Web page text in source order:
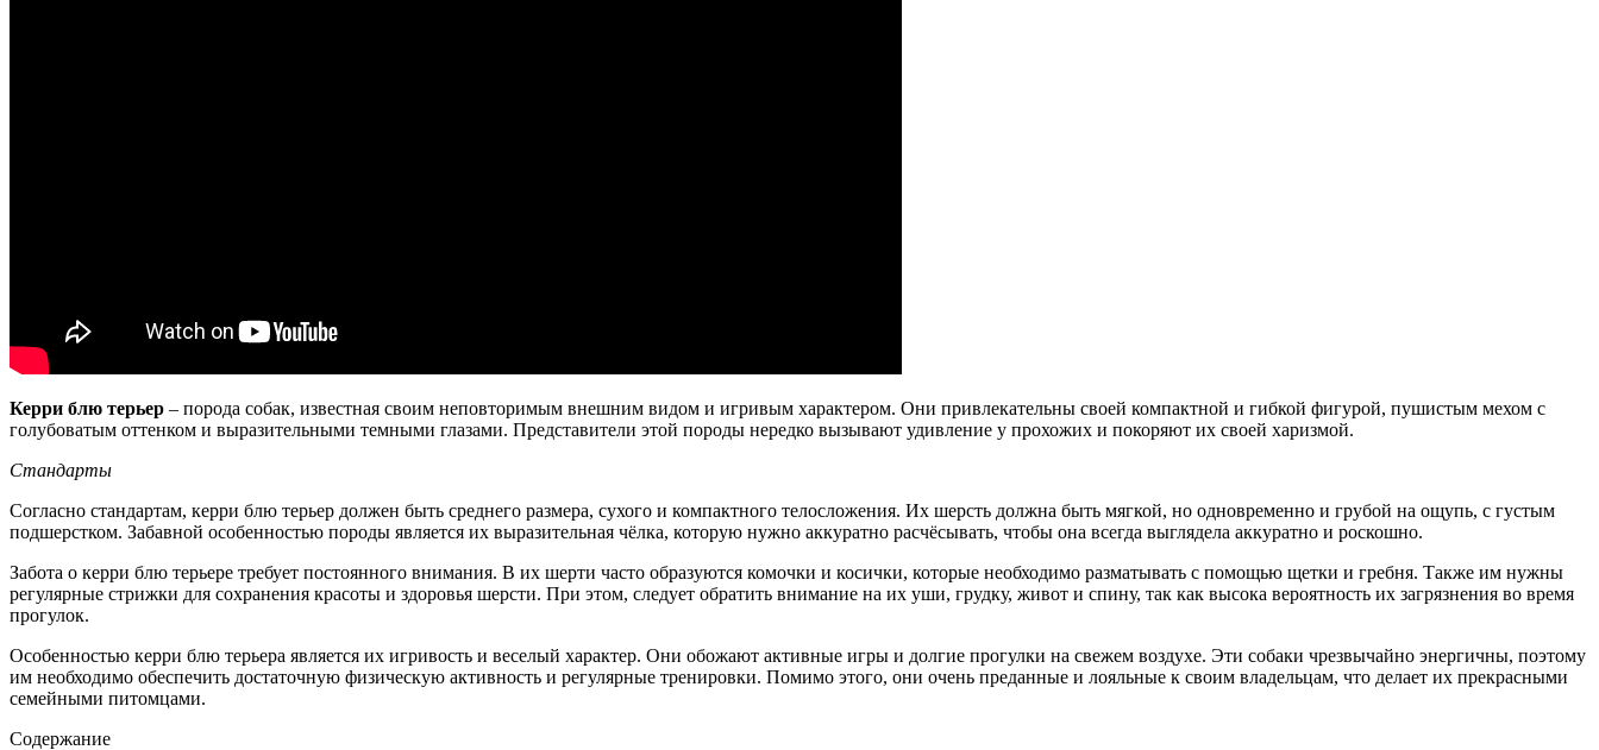
Керри блю терьер – порода собак, известная своим неповторимым внешним видом и игривым характером. Они привлекательны своей компактной и гибкой фигурой, пушистым мехом с
голубоватым оттенком и выразительными темными глазами. Представители этой породы нередко вызывают удивление у прохожих и покоряют их своей харизмой.
Стандарты
Согласно стандартам, керри блю терьер должен быть среднего размера, сухого и компактного телосложения. Их шерсть должна быть мягкой, но одновременно и грубой на ощупь, с густым
подшерстком. Забавной особенностью породы является их выразительная чёлка, которую нужно аккуратно расчёсывать, чтобы она всегда выглядела аккуратно и роскошно.
Забота о керри блю терьере требует постоянного внимания. В их шерти часто образуются комочки и косички, которые необходимо разматывать с помощью щетки и гребня. Также им нужны
регулярные стрижки для сохранения красоты и здоровья шерсти. При этом, следует обратить внимание на их уши, грудку, живот и спину, так как высока вероятность их загрязнения во время
прогулок.
Особенностью керри блю терьера является их игривость и веселый характер. Они обожают активные игры и долгие прогулки на свежем воздухе. Эти собаки чрезвычайно энергичны, поэтому
им необходимо обеспечить достаточную физическую активность и регулярные тренировки. Помимо этого, они очень преданные и лояльные к своим владельцам, что делает их прекрасными
семейными питомцами.
Содержание